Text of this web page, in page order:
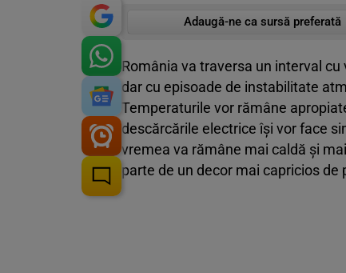
Adaugă-ne ca sursă preferată
România va traversa un interval
dar cu episoade de instabilitate
Temperaturile vor rămâne
descărcările electrice își vor face
vremea va rămâne mai caldă și
parte de un decor mai capricios de